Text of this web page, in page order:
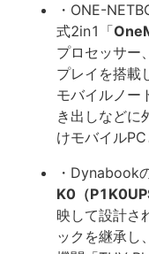
・ONE-
式2in1「
プロセッサ
プレイを搭載
モバイルノー
き出しなどに
けモバイル
・Dynabook
K0（
映して設計さ
ックを継承し